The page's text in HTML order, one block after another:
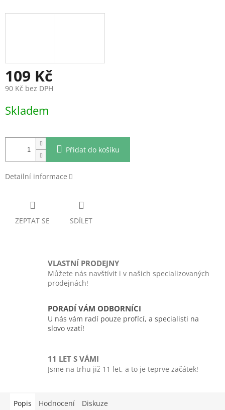
109 Kč
90 Kč bez DPH
cena:
Skladem
Přidat do košíku
Detailní informace
ZEPTAT SE SDÍLET
VLASTNÍ PRODEJNY
Můžete nás navštívit i v našich specializovaných
prodejnách!
PORADÍ VÁM ODBORNÍCI
U nás vám radí pouze profící, a specialisti na
slovo vzatí!
11 LET S VÁMI
Jsme na trhu již 11 let, a to je teprve začátek!
Popis Hodnocení Diskuze